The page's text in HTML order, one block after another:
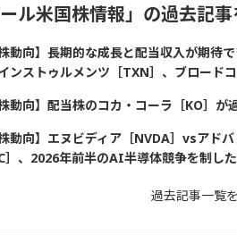
ール米国株情報」の過去記
株動向】長期的な成長と配当収入が期待
ンストゥルメンツ［TXN］、ブロードコ
株動向】配当株のコカ・コーラ［KO］
株動向】エヌビディア［NVDA］vsアド
］、2026年前半のAI半導体競争を制し
過去記事一覧